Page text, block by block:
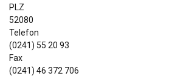
PLZ
52080
Telefon
(0241) 55 20 93
Fax
(0241) 46 372 706